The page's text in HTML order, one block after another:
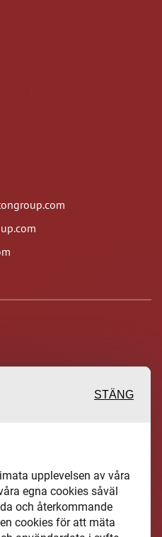
och reportage
näringslivet och
hel del annan
STÄNG
upplevelsen av våra
egna cookies såväl
och återkommande
cookies för att mäta